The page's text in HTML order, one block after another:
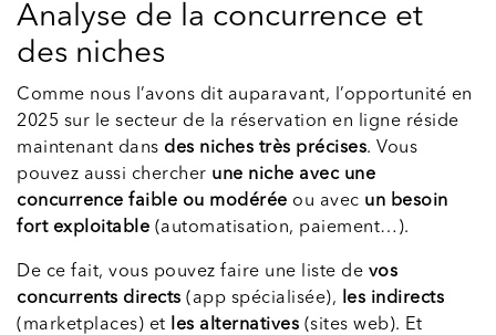
Analyse de la concurrence et
des niches
Comme nous l’avons dit auparavant, l’opportunité en
2025 sur le secteur de la réservation en ligne réside
maintenant dans des niches très précises. Vous
pouvez aussi chercher une niche avec une
concurrence faible ou modérée ou avec un besoin
fort exploitable (automatisation, paiement…).
De ce fait, vous pouvez faire une liste de vos
concurrents directs (app spécialisée),
les indirects
(marketplaces) et les alternatives (sites web). Et